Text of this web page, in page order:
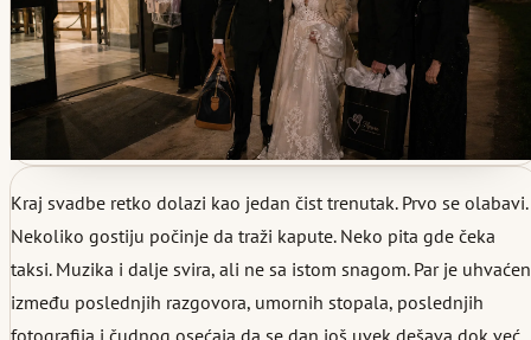
Kraj svadbe retko dolazi kao jedan čist trenutak. Prvo se olabavi.
Nekoliko gostiju počinje da traži kapute. Neko pita gde čeka
taksi. Muzika i dalje svira, ali ne sa istom snagom. Par je uhvaćen
između poslednjih razgovora, umornih stopala, poslednjih
fotografija i čudnog osećaja da se dan još uvek dešava dok već